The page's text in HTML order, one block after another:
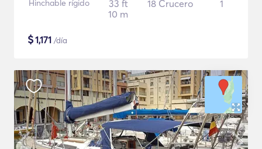
Hinchable rígido
33 ft
10 m
18 Crucero 1
$1,171 /día